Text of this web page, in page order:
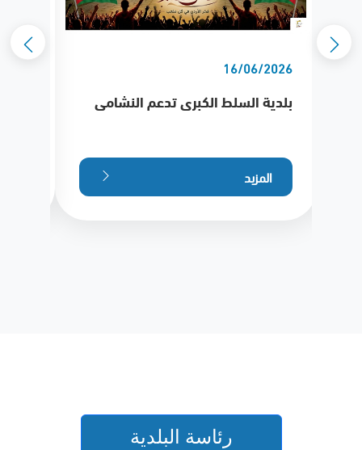
16/06/2026
بلدية السلط الكبرى تدعم النشامى
المزيد
رئاسة البلدية